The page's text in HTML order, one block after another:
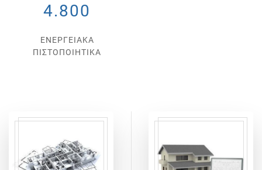
4.800
ΕΝΕΡΓΕΙΑΚΑ
ΠΙΣΤΟΠΟΙΗΤΙΚΑ